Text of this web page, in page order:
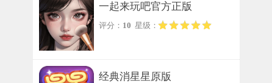
一起来玩吧官方正版
评分： 10 星级：
经典消星星原版